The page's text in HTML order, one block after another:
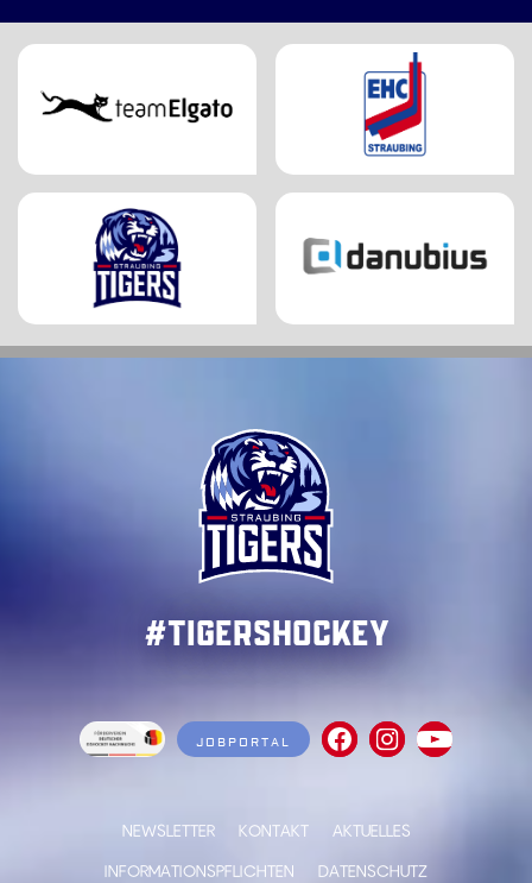
#TigersHockey
JOBPORTAL
NEWSLETTER KONTAKT
AKTUELLES
INFORMATIONSPFLICHTEN
DATENSCHUTZ